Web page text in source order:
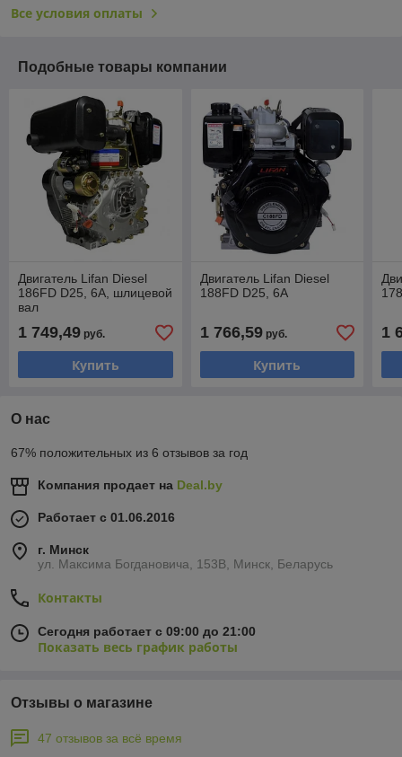
Все условия оплаты
Подобные товары компании
Двигатель Lifan Diesel
186FD D25, 6A, шлицевой
вал
1 749,49 руб.
Купить
Двигатель Lifan Diesel
188FD D25, 6A
1 766,59руб.
Купить
1
О нас
67% положительных из 6 отзывов за год
Компания продает на Deal.by
Работает с 01.06.2016
г. Минск
ул. Максима Богдановича, 153В, Минск, Беларусь
Контакты
Сегодня работает с 09:00 до 21:00
Показать весь график работы
Отзывы о магазине
47 отзывов за всё время